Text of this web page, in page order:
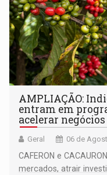
AMPLIAÇÃO:
entram em
acelerar negócios
Geral 06 de
CAFERON e
mercados, atrair